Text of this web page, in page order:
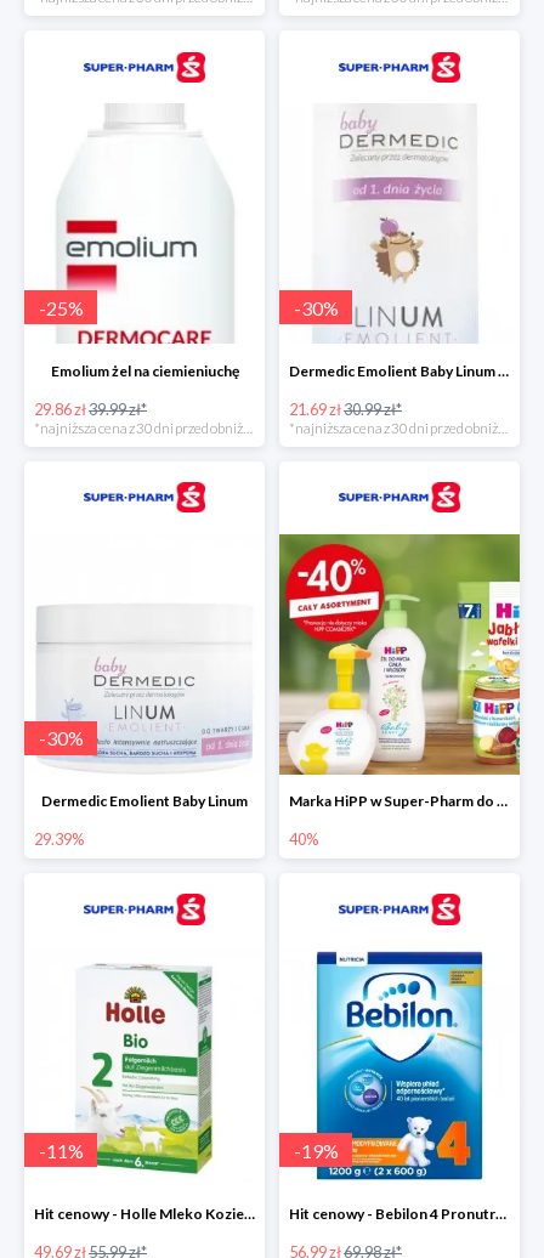
-25%
Emolium żel na ciemieniuchę
29.86 zł39.99 zł*
-30%
Dermedic Emolient Baby Linum żel do mycia ciała i włosów
21.69 zł30.99 zł*
-30%
Dermedic Emolient Baby Linum
29.39%
Marka HiPP w Super-Pharm do -40%
40%
-11%
Hit cenowy - Holle Mleko Kozie 2 Bio
49.69 zł55.99 zł*
-19%
Hit cenowy - Bebilon 4 Pronutra-Advance
56.99 zł69.98 zł*